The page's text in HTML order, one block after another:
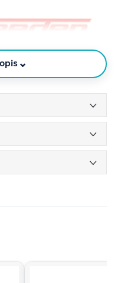
Vám s radostí
nebo na drivingu v
⌄